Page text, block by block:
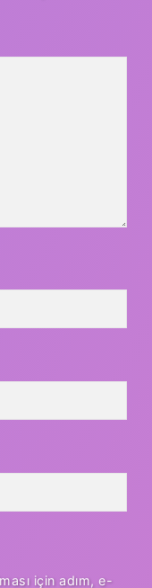
için adım, e-